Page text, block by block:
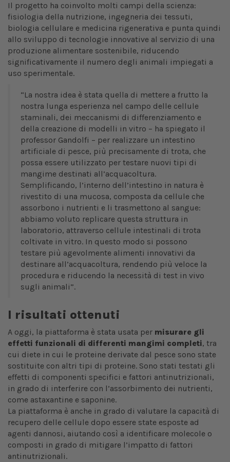
Il progetto ha coinvolto molti campi della scienza:
fisiologia della nutrizione, ingegneria dei tessuti,
biologia cellulare e medicina rigenerativa e punta quindi
allo sviluppo di tecnologie innovative al servizio di una
produzione alimentare sostenibile, riducendo
significativamente il numero degli animali impiegati a
uso sperimentale.
“La nostra idea è stata quella di mettere a frutto la
nostra lunga esperienza nel campo delle cellule
staminali, dei meccanismi di differenziamento e
della creazione di modelli in vitro – ha spiegato il
professor Gandolfi – per realizzare un intestino
artificiale di pesce, più precisamente di trota, che
possa essere utilizzato per testare nuovi tipi di
mangime destinati all’acquacoltura.
Semplificando, l’interno dell’intestino in natura è
rivestito di una mucosa, composta da cellule che
assorbono i nutrienti e li trasmettono al sangue:
abbiamo voluto replicare questa struttura in
laboratorio, attraverso cellule intestinali di trota
coltivate in vitro. In questo modo si possono
testare più agevolmente alimenti innovativi da
destinare all’acquacoltura, rendendo più veloce la
procedura e riducendo la necessità di test in vivo
sugli animali”.
I risultati ottenuti
A oggi, la piattaforma è stata usata per misurare gli
effetti funzionali di differenti mangimi completi, tra
cui diete in cui le proteine derivate dal pesce sono state
sostituite con altri tipi di proteine. Sono stati testati gli
effetti di componenti specifici e fattori antinutrizionali,
in grado di interferire con l’assorbimento dei nutrienti,
come astaxantine e saponine.
La piattaforma è anche in grado di valutare la capacità di
recupero delle cellule dopo essere state esposte ad
agenti dannosi, aiutando così a identificare molecole o
composti in grado di mitigare l’impatto di fattori
antinutrizionali.